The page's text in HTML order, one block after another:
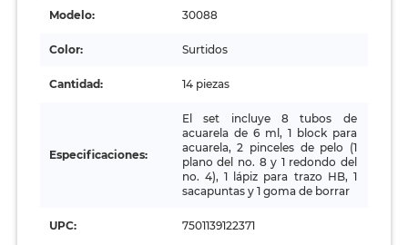
Modelo: 30088
Color: Surtidos
Cantidad: 14 piezas
Especificaciones:
El set incluye 8 tubos de
acuarela de 6 ml, 1 block para
acuarela, 2 pinceles de pelo (1
plano del no. 8 y 1 redondo del
no. 4), 1 lápiz para trazo HB, 1
sacapuntas y 1 goma de borrar
UPC: 7501139122371